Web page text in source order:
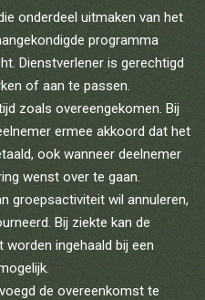
onderdeel uitmaken van het
programma
Dienstverlener is gerechtigd
of aan te passen.
zoals overeengekomen. Bij
ermee akkoord dat het
ook wanneer deelnemer
wenst over te gaan.
groepsactiviteit wil annuleren,
Bij ziekte kan de
ingehaald bij een
de overeenkomst te